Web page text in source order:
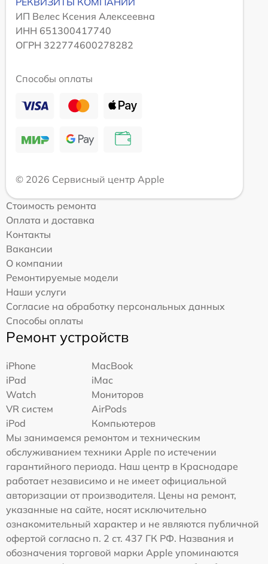
ИП Велес Ксения Алексеевна
ИНН 651300417740
ОГРН 322774600278282
Способы оплаты
© 2026 Сервисный центр Apple
Стоимость ремонта
Оплата и доставка
Контакты
Вакансии
О компании
Ремонтируемые модели
Наши услуги
Согласие на обработку персональных данных
Способы оплаты
Ремонт устройств
iPhone
MacBook
iPad
iMac
Watch
Мониторов
VR систем
AirPods
iPod
Компьютеров
Мы занимаемся ремонтом и техническим
обслуживанием техники Apple по истечении
гарантийного периода. Наш центр в Краснодаре
работает независимо и не имеет официальной
авторизации от производителя. Цены на ремонт,
указанные на сайте, носят исключительно
ознакомительный характер и не являются публичной
офертой согласно п. 2 ст. 437 ГК РФ. Названия и
обозначения торговой марки Apple упоминаются